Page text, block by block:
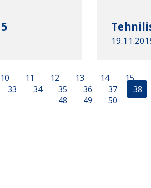
10 11 12 13 14 15
33 34 35 36 37 38
48
49 50